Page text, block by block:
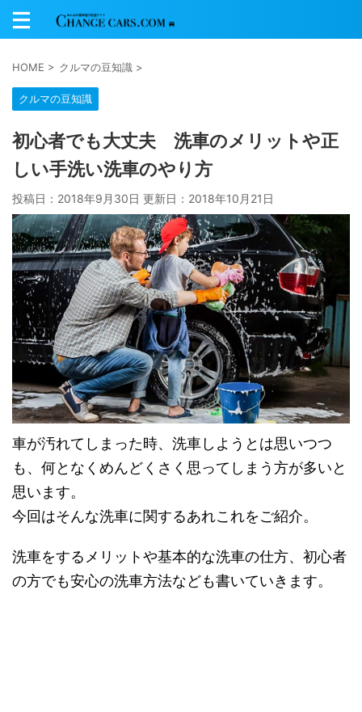
HOME > クルマの豆知識 >
クルマの豆知識
初心者でも大丈夫 洗車のメリットや正
しい手洗い洗車のやり方
投稿日：2018年9月30日 更新日： 2018年10月21日
車が汚れてしまった時、洗車しようとは思いつつ
も、何となくめんどくさく思ってしまう方が多いと
思います。
今回はそんな洗車に関するあれこれをご紹介。
洗車をするメリットや基本的な洗車の仕方、初心者
の方でも安心の洗車方法なども書いていきます。